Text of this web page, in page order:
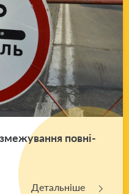
пов­ні­
Детальніше